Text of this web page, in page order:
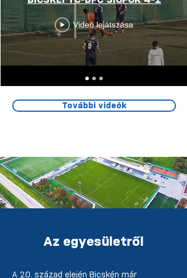
Videó lejátszása
További videók
Az egyesületről
A 20. század elején Bicskén már